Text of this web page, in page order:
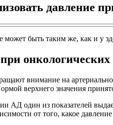
давление
может быть таким же, как и у
онкологических
внимание на
верхнего значения
АД один из показателей
от того, какое